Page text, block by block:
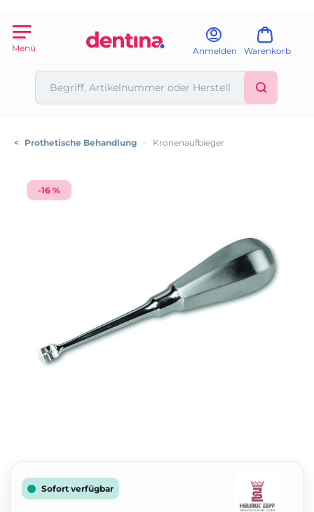
Menü Anmelden Warenkorb
< Prothetische Behandlung > Kronenaufbieger
-16 %
Sofort verfügbar